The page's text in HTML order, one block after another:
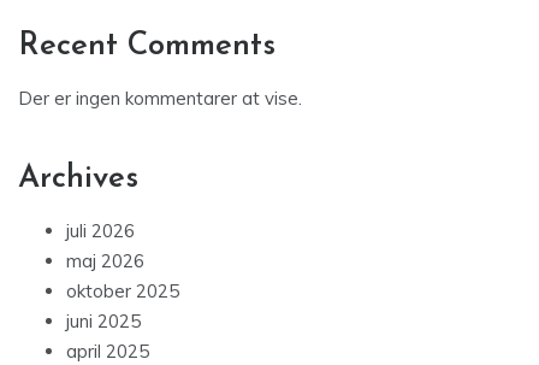
Recent Comments
Der er ingen kommentarer at vise.
Archives
juli 2026
maj 2026
oktober 2025
juni 2025
april 2025